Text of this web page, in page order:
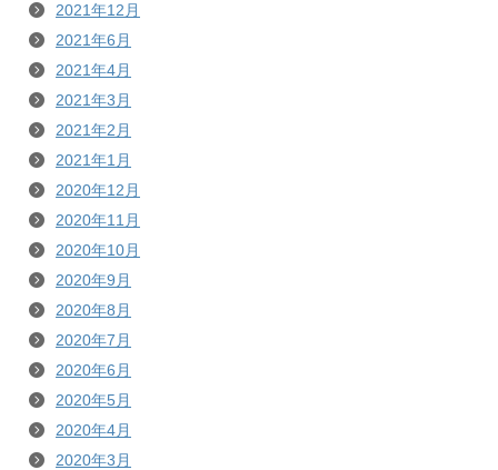
2021年12月
2021年6月
2021年4月
2021年3月
2021年2月
2021年1月
2020年12月
2020年11月
2020年10月
2020年9月
2020年8月
2020年7月
2020年6月
2020年5月
2020年4月
2020年3月